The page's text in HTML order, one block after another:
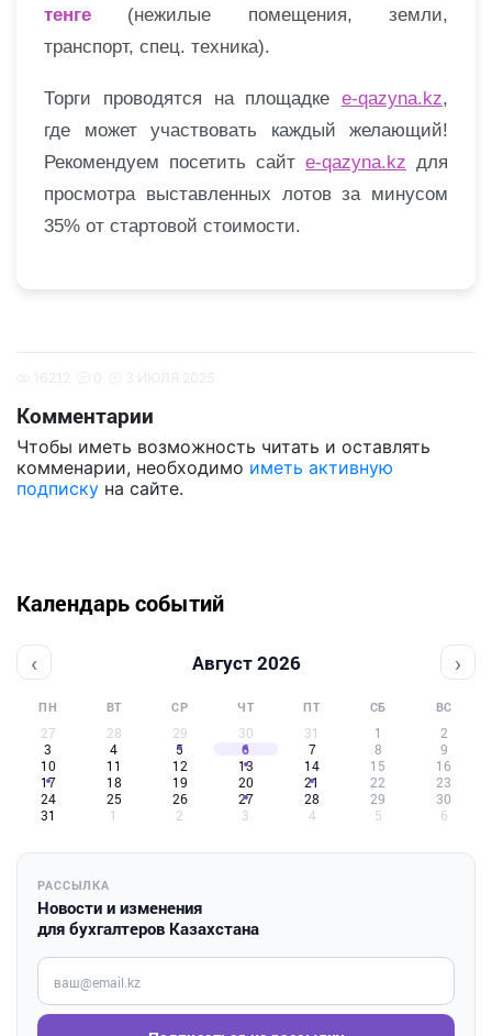
тенге (нежилые помещения, земли,
транспорт, спец. техника).
Торги проводятся на площадке e-qazyna.kz,
где может участвовать каждый желающий!
Рекомендуем посетить сайт e-qazyna.kz для
просмотра выставленных лотов за минусом
35% от стартовой стоимости.
Комментарии
Чтобы иметь возможность читать и оставлять
комменарии, необходимо иметь активную
подписку на сайте.
Календарь событий
‹ Август 2026 ›
ПН ВТ СР ЧТ ПТ СБ ВС
27 28 29 30 31 1
2
3
4 5 6 7 8
9
10
11 12 13 14 15
16
17
18 19 20 21 22
23
24
25 26 27 28 29
30
31
1 2 3 4 5 6
РАССЫЛКА
Новости и изменения
для бухгалтеров Казахстана
Введите ваш e-mail